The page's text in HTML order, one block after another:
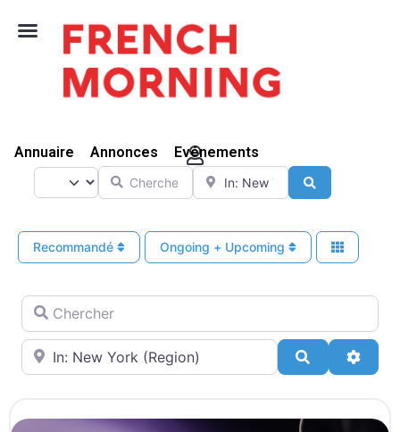
Annuaire Annonces Evénements
Select search type
Chercher A proximité de
Recommandé Ongoing + Upcoming
Chercher
A proximité de
Search